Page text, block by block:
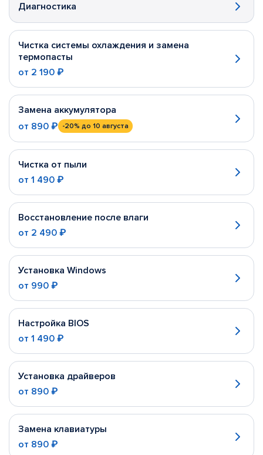
Диагностика
Чистка системы охлаждения и замена
термопасты
от 2 190 ₽
Замена аккумулятора
от 890 ₽ -20% до 10 августа
Чистка от пыли
от 1 490 ₽
Восстановление после влаги
от 2 490 ₽
Установка Windows
от 990 ₽
Настройка BIOS
от 1 490 ₽
Установка драйверов
от 890 ₽
Замена клавиатуры
от 890 ₽